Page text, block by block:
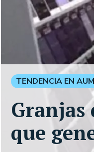
TENDENCIA EN
Granjas
que